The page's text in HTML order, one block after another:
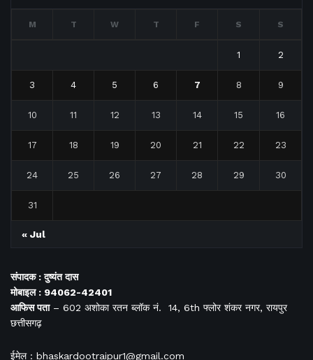
M T W T F S S
1 2
3 4 5 6 7 8 9
10 11 12 13 14 15 16
17 18 19 20 21 22 23
24 25 26 27 28 29 30
31
« Jul
संपादक : दुष्यंत दास
मोबाइल : 94062-42401
आफिसपता– 602 अशोका रतन ब्लॉक नं. 14, 6th फ्लोर शंकर नगर, रायपुर
छत्तीसगढ़
ईमेल : bhaskardootraipur1@gmail.com